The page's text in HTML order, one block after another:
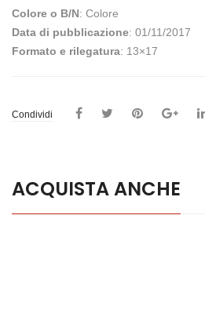
Colore o B/N: Colore
Data di pubblicazione: 01/11/2017
Formato e rilegatura: 13×17
Condividi
ACQUISTA ANCHE